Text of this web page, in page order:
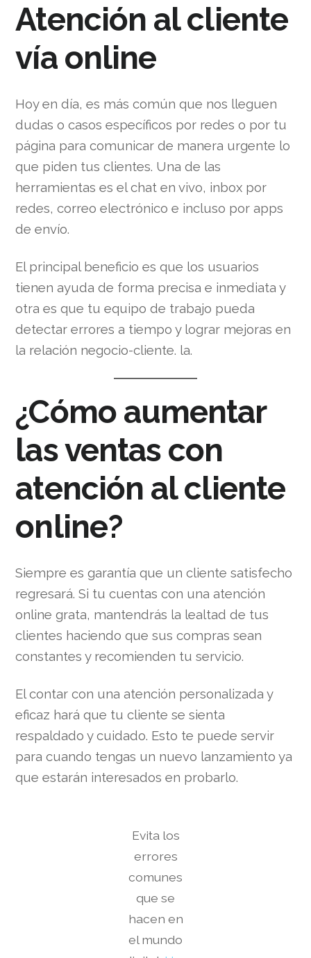
Atención al cliente
vía online
Hoy en día, es más común que nos lleguen
dudas o casos específicos por redes o por tu
página para comunicar de manera urgente lo
que piden tus clientes. Una de las
herramientas es el chat en vivo, inbox por
redes, correo electrónico e incluso por apps
de envío.
El principal beneficio es que los usuarios
tienen ayuda de forma precisa e inmediata y
otra es que tu equipo de trabajo pueda
detectar errores a tiempo y lograr mejoras en
la relación negocio-cliente. la.
¿Cómo aumentar
las ventas con
atención al cliente
online?
Siempre es garantía que un cliente satisfecho
regresará. Si tu cuentas con una atención
online grata, mantendrás la lealtad de tus
clientes haciendo que sus compras sean
constantes y recomienden tu servicio.
El contar con una atención personalizada y
eficaz hará que tu cliente se sienta
respaldado y cuidado. Esto te puede servir
para cuando tengas un nuevo lanzamiento ya
que estarán interesados en probarlo.
Evita los
errores
comunes
que se
hacen en
el mundo